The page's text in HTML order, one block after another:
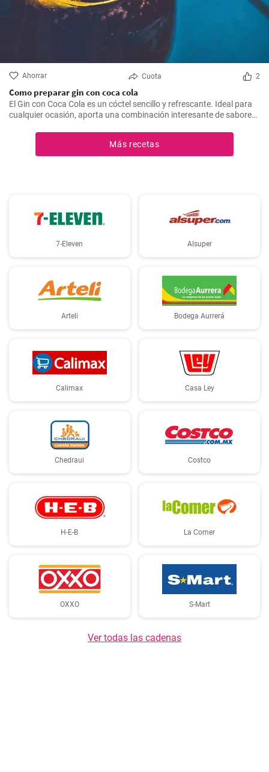
Ahorrar Cuota 2
Como preparar gin con coca cola
El Gin con Coca Cola es un cóctel sencillo y refrescante. Ideal para
cualquier ocasión, aporta una combinación interesante de sabores
espirituosas mezcladas con refrescos. Aunque puede parecer poco
común mezclar gin con Coca Cola, esta receta puede sorprender
por su agradable sabor.
Más recetas
7-Eleven Alsuper
Arteli Bodega Aurrerá
Calimax Casa Ley
Chedraui Costco
H-E-B La Comer
OXXO S-Mart
Ver todas las cadenas